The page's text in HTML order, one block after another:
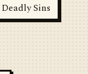
Sins